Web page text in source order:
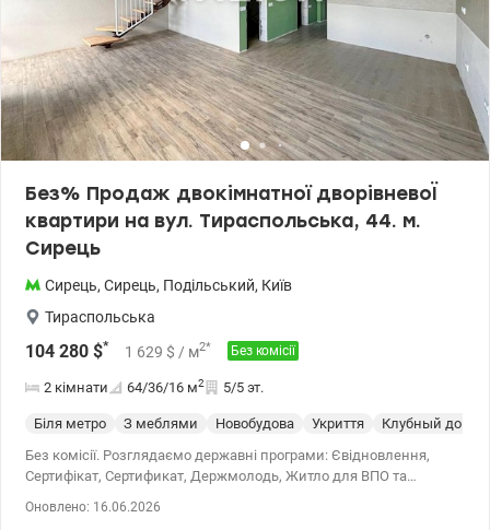
при купівлі квартир за державними програмами, безготівковий
розрахунок 1) Держмолодь, Єоселя (Є-оселя), Євідновлення,
Сертифікат 2) Житло для ВПО та військових (постанова 280 та
інше) Ціна 96 600 у.о. Без комісії для покупця. Телефонуйте.
Записуйтесь на перегляд. Олександр Зайцев 0990100903,
0972910726 valion.ua/1152933
Без% Продаж двокімнатної дворівневоЇ
квартири на вул. Тираспольська, 44. м.
Сирець
Сирець, Сирець, Подільський, Київ
Тираспольська
104 280 $* 1 629 $ / м2* Без комісії
2 кімнати 64/36/16 м2 5/5 эт.
Біля метро З меблями Новобудова Укриття
Клубный дом
Без комісії. Розглядаємо державні програми: Євідновлення,
Сертифікат, Сертификат, Держмолодь, Житло для ВПО та
дворівневої квартири в Подільському районі, ЖК комфорт класу
Оновлено: 16.06.2026